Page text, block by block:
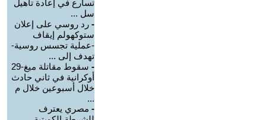
تسارع في إعادة تأهيل
سل ...
- رد روسي على إعلان
ستوكهولم إيقاف
-عملية تجسس روسية-
تهدف إلى ...
-
سقوط مقاتلة ميغ-29
أوكرانية في ثاني حادث
خلال أسبوعين خلال م
...
- مصري يعترف